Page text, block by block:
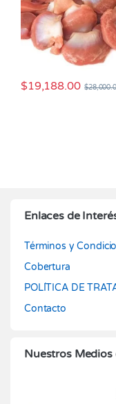
$19,188.00 $
Enlaces de
Términos y
Cobertura
POLÍTICA DE
Contacto
Nuestros Medios